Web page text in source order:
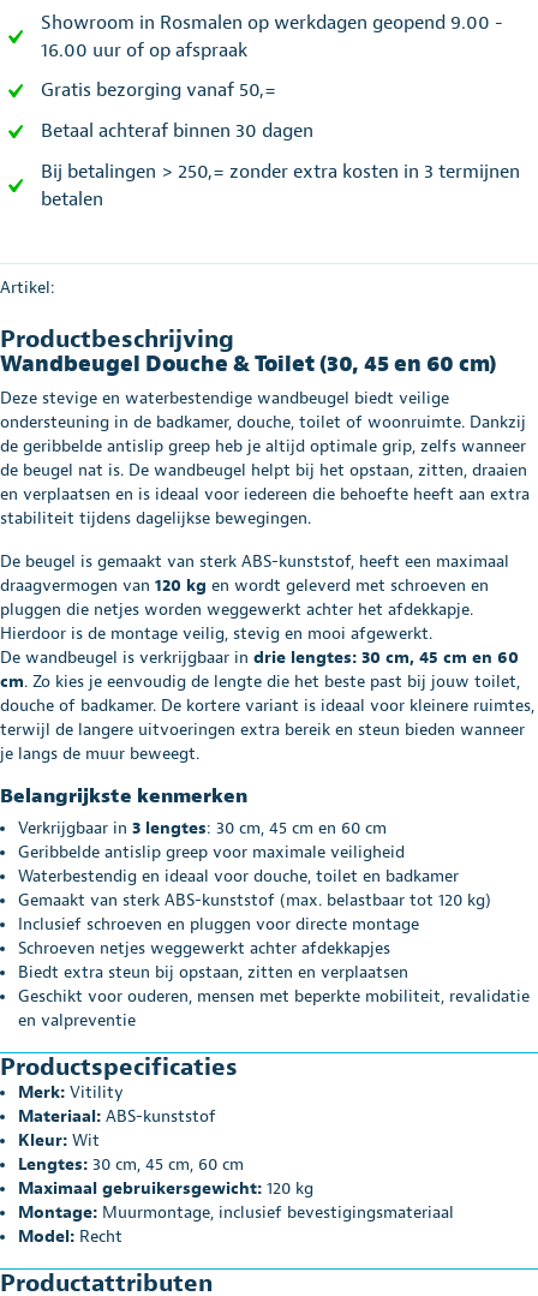
Showroom in Rosmalen op werkdagen geopend 9.00 -
16.00 uur of op afspraak
Gratis bezorging vanaf 50,=
Betaal achteraf binnen 30 dagen
Bij betalingen > 250,= zonder extra kosten in 3 termijnen
betalen
Artikel:
Productbeschrijving
Wandbeugel Douche & Toilet (30, 45 en 60 cm)
Deze stevige en waterbestendige wandbeugel biedt veilige
ondersteuning in de badkamer, douche, toilet of woonruimte. Dankzij
de geribbelde antislip greep heb je altijd optimale grip, zelfs wanneer
de beugel nat is. De wandbeugel helpt bij het opstaan, zitten, draaien
en verplaatsen en is ideaal voor iedereen die behoefte heeft aan extra
stabiliteit tijdens dagelijkse bewegingen.
De beugel is gemaakt van sterk ABS-kunststof, heeft een maximaal
draagvermogen van 120 kg en wordt geleverd met schroeven en
pluggen die netjes worden weggewerkt achter het afdekkapje.
Hierdoor is de montage veilig, stevig en mooi afgewerkt.
De wandbeugel is verkrijgbaar in drie lengtes: 30 cm, 45 cm en 60
cm. Zo kies je eenvoudig de lengte die het beste past bij jouw toilet,
douche of badkamer. De kortere variant is ideaal voor kleinere ruimtes,
terwijl de langere uitvoeringen extra bereik en steun bieden wanneer
je langs de muur beweegt.
Belangrijkste kenmerken
Verkrijgbaar in 3 lengtes: 30 cm, 45 cm en 60 cm
Geribbelde antislip greep voor maximale veiligheid
Waterbestendig en ideaal voor douche, toilet en badkamer
Gemaakt van sterk ABS-kunststof (max. belastbaar tot 120 kg)
Inclusief schroeven en pluggen voor directe montage
Schroeven netjes weggewerkt achter afdekkapjes
Biedt extra steun bij opstaan, zitten en verplaatsen
Geschikt voor ouderen, mensen met beperkte mobiliteit, revalidatie
en valpreventie
Productspecificaties
Merk: Vitility
Materiaal: ABS-kunststof
Kleur: Wit
Lengtes: 30 cm, 45 cm, 60 cm
Maximaal gebruikersgewicht: 120 kg
Montage: Muurmontage, inclusief bevestigingsmateriaal
Model: Recht
Productattributen